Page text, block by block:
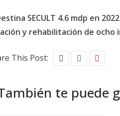
SECULT 4.6 mdp en
y rehabilitación de ocho
This Post:
te puede